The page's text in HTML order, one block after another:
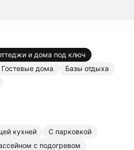
и дома под ключ
гостевые дома
базы отдыха
кухней
с парковкой
с подогревом